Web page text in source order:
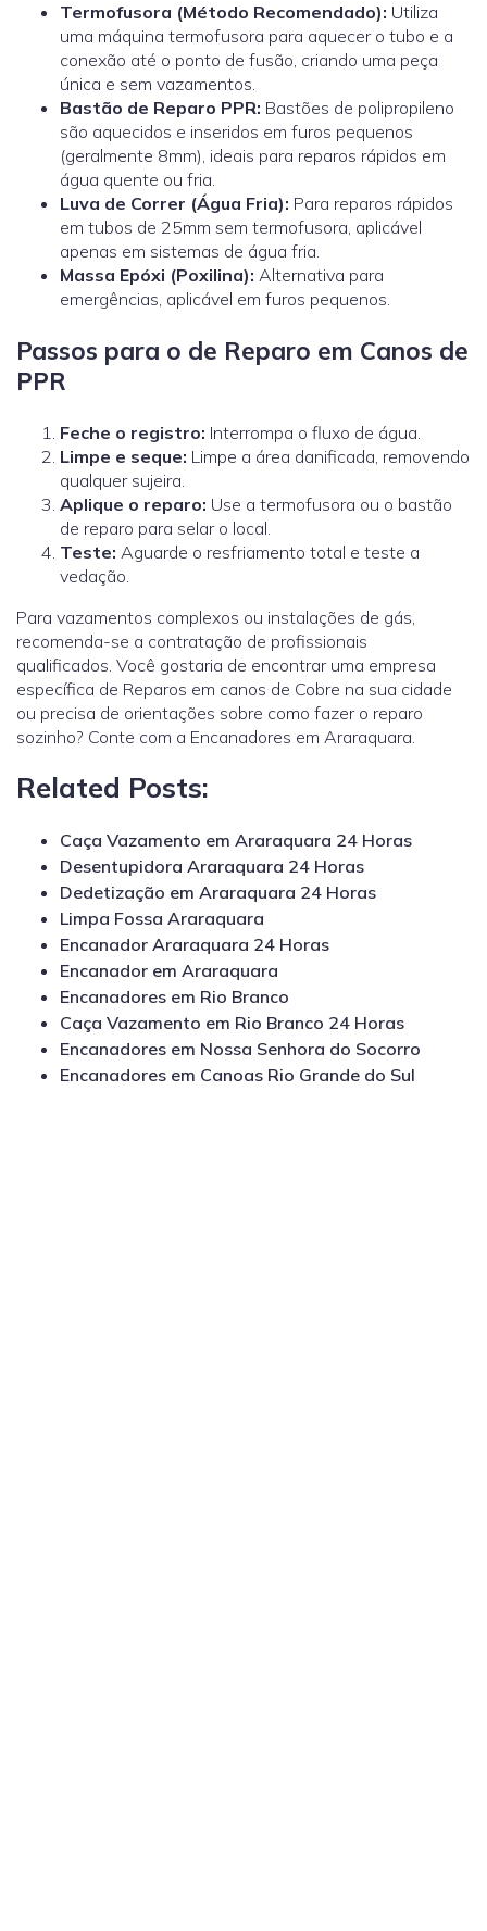
Termofusora (Método Recomendado): Utiliza
uma máquina termofusora para aquecer o tubo e a
conexão até o ponto de fusão, criando uma peça
única e sem vazamentos.
Bastão de Reparo PPR: Bastões de polipropileno
são aquecidos e inseridos em furos pequenos
(geralmente 8mm), ideais para reparos rápidos em
água quente ou fria.
Luva de Correr (Água Fria): Para reparos rápidos
em tubos de 25mm sem termofusora, aplicável
apenas em sistemas de água fria.
Massa Epóxi (Poxilina): Alternativa para
emergências, aplicável em furos pequenos.
Passos para o de Reparo em Canos de
PPR
Feche o registro: Interrompa o fluxo de água.
Limpe e seque: Limpe a área danificada, removendo
qualquer sujeira.
Aplique o reparo: Use a termofusora ou o bastão
de reparo para selar o local.
Teste: Aguarde o resfriamento total e teste a
vedação.
Para vazamentos complexos ou instalações de gás,
recomenda-se a contratação de profissionais
qualificados. Você gostaria de encontrar uma empresa
específica de Reparos em canos de Cobre na sua cidade
ou precisa de orientações sobre como fazer o reparo
sozinho? Conte com a Encanadores em Araraquara.
Related Posts:
Caça Vazamento em Araraquara 24 Horas
Desentupidora Araraquara 24 Horas
Dedetização em Araraquara 24 Horas
Limpa Fossa Araraquara
Encanador Araraquara 24 Horas
Encanador em Araraquara
Encanadores em Rio Branco
Caça Vazamento em Rio Branco 24 Horas
Encanadores em Nossa Senhora do Socorro
Encanadores em Canoas Rio Grande do Sul